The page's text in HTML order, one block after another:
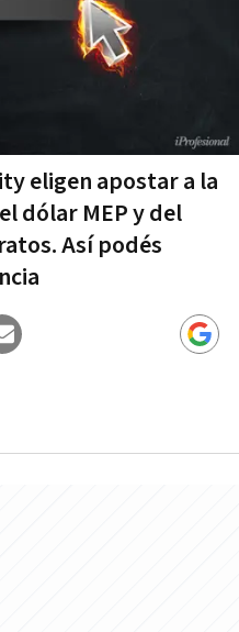
eligen apostar a la
dólar MEP y del
Así podés